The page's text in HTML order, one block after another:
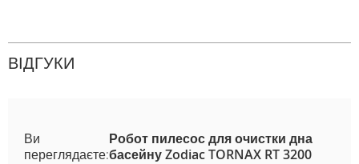
ВІДГУКИ
Ви
переглядаєте:
Робот пилесос для очистки дна
басейну Zodiac TORNAX RT 3200